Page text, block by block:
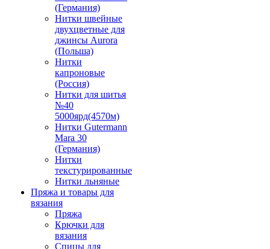
(Германия)
Нитки швейные
двухцветные для
джинсы Aurora
(Польша)
Нитки
капроновые
(Россия)
Нитки для шитья
№40
5000ярд(4570м)
Нитки Gutermann
Mara 30
(Германия)
Нитки
текстурированные
Нитки льняные
Пряжа и товары для
вязания
Пряжа
Крючки для
вязания
Спицы для